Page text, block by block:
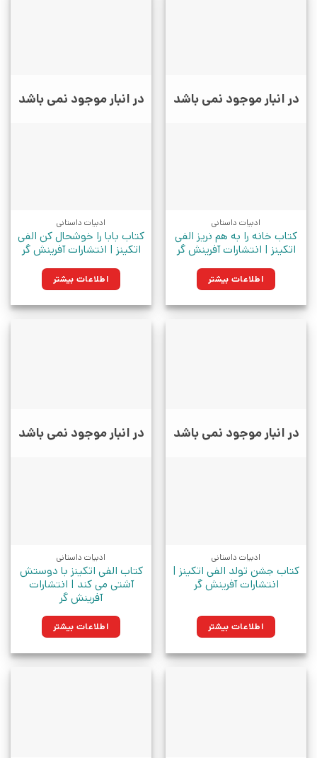
در انبار موجود نمی باشد
ادبیات داستانی
کتاب خانه را به هم نریز الفی
اتکینز | انتشارات آفرینش گر
اطلاعات بیشتر
در انبار موجود نمی باشد
ادبیات داستانی
کتاب بابا را خوشحال کن الفی
اتکینز | انتشارات آفرینش گر
اطلاعات بیشتر
در انبار موجود نمی باشد
ادبیات داستانی
کتاب جشن تولد الفی اتکینز |
انتشارات آفرینش گر
اطلاعات بیشتر
در انبار موجود نمی باشد
ادبیات داستانی
کتاب الفی اتکینز با دوستش
آشتی می کند | انتشارات
آفرینش گر
اطلاعات بیشتر